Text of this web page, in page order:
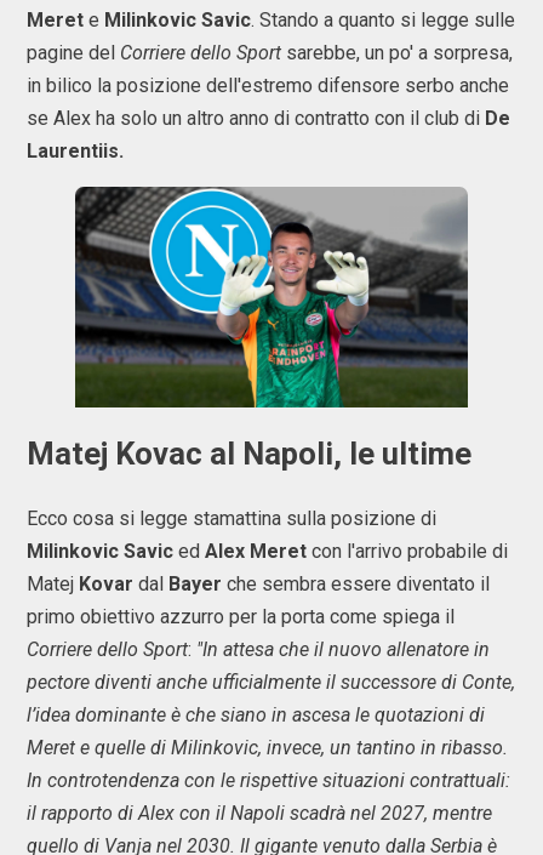
Meret e Milinkovic Savic. Stando a quanto si legge sulle
pagine del Corriere dello Sport sarebbe, un po' a sorpresa,
in bilico la posizione dell'estremo difensore serbo anche
se Alex ha solo un altro anno di contratto con il club di De
Laurentiis.
Matej Kovac al Napoli, le ultime
Ecco cosa si legge stamattina sulla posizione di
Milinkovic Savic ed Alex Meret con l'arrivo probabile di
Matej Kovar dal Bayer che sembra essere diventato il
primo obiettivo azzurro per la porta come spiega il
Corriere dello Sport: "In attesa che il nuovo allenatore in
pectore diventi anche ufficialmente il successore di Conte,
l’idea dominante è che siano in ascesa le quotazioni di
Meret e quelle di Milinkovic, invece, un tantino in ribasso.
In controtendenza con le rispettive situazioni contrattuali:
il rapporto di Alex con il Napoli scadrà nel 2027, mentre
quello di Vanja nel 2030. Il gigante venuto dalla Serbia è